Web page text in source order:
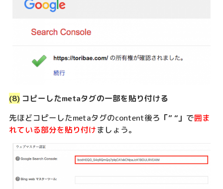
(8) コピーしたmetaタグの一部を貼り付ける
先ほどコピーしたmetaタグのcontent後ろ 「” “」 で囲ま
れている部分を貼り付けましょう。